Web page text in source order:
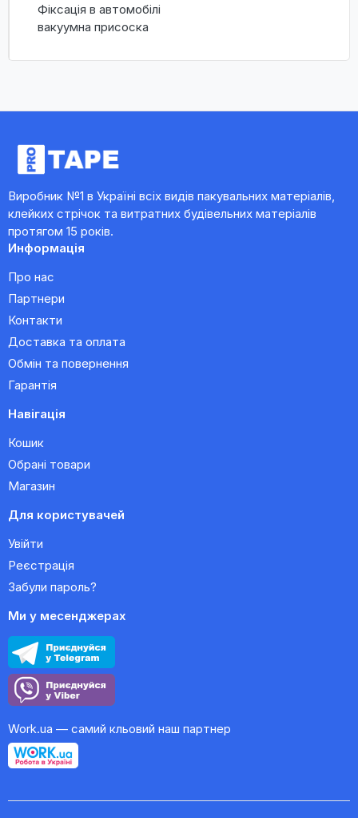
Фіксація в автомобілі
вакуумна присоска
Виробник №1 в Україні всіх видів пакувальних матеріалів,
клейких стрічок та витратних будівельних матеріалів
протягом 15 років.
Информація
Про нас
Партнери
Контакти
Доставка та оплата
Обмін та повернення
Гарантія
Навігація
Кошик
Обрані товари
Магазин
Для користувачей
Увійти
Реєстрація
Забули пароль?
Ми у месенджерах
Work.ua — самий кльовий наш партнер